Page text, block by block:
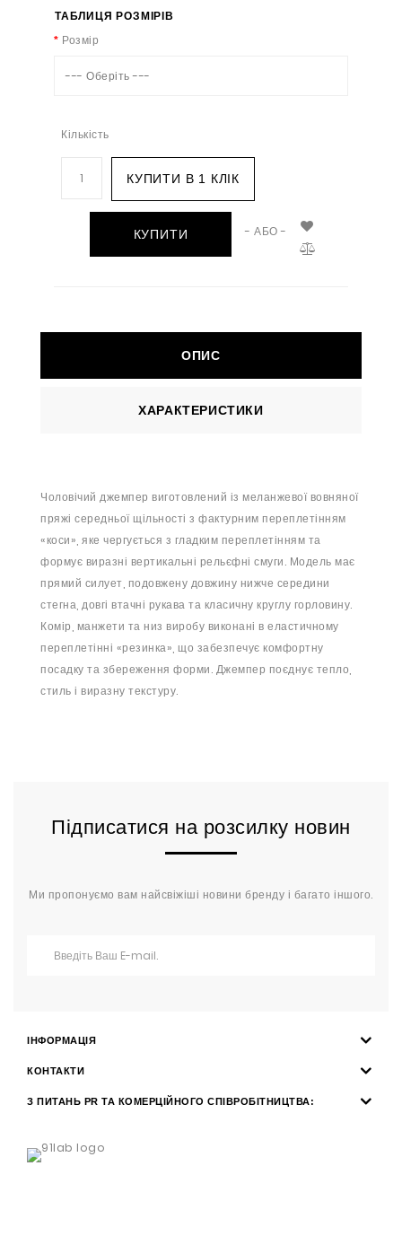
ТАБЛИЦЯ РОЗМІРІВ
Розмір
--- Оберіть ---
Кількість
КУПИТИ В 1 КЛІК
КУПИТИ - АБО -
ОПИС
ХАРАКТЕРИСТИКИ
Чоловічий джемпер виготовлений із меланжевої вовняної
пряжі середньої щільності з фактурним переплетінням
«коси», яке чергується з гладким переплетінням та
формує виразні вертикальні рельєфні смуги. Модель має
прямий силует, подовжену довжину нижче середини
стегна, довгі втачні рукава та класичну круглу горловину.
Комір, манжети та низ виробу виконані в еластичному
переплетінні «резинка», що забезпечує комфортну
посадку та збереження форми. Джемпер поєднує тепло,
стиль і виразну текстуру.
Підписатися на розсилку новин
Ми пропонуємо вам найсвіжіші новини бренду і багато іншого.
ІНФОРМАЦІЯ
КОНТАКТИ
З ПИТАНЬ PR ТА КОМЕРЦІЙНОГО СПІВРОБІТНИЦТВА: